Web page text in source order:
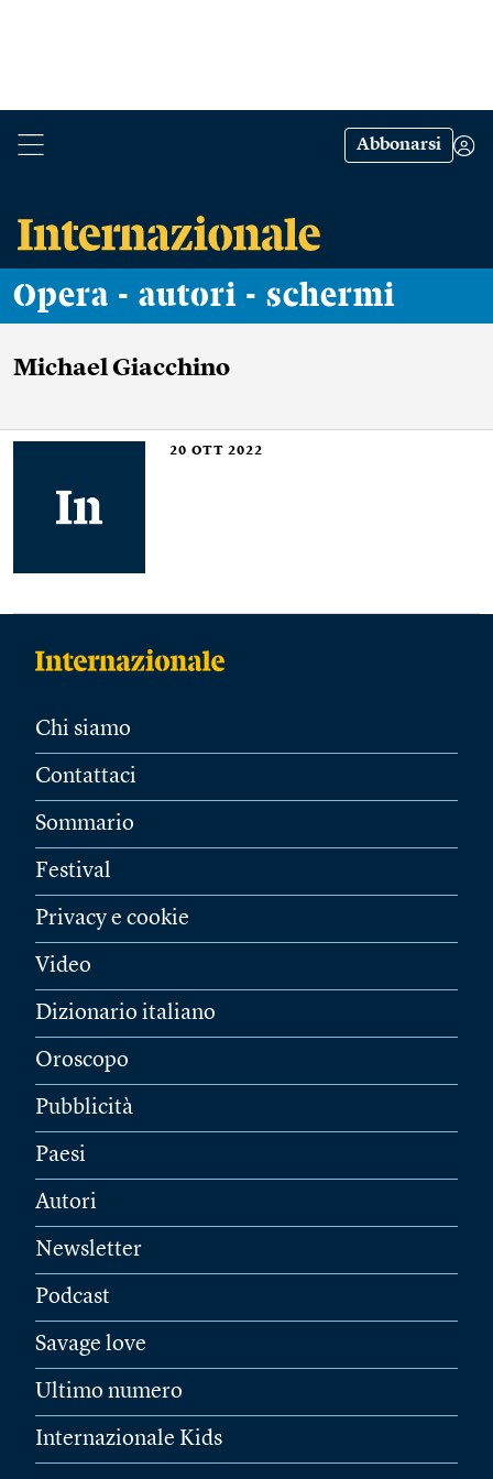
Abbonarsi
Opera - autori - schermi
Michael Giacchino
20 OTT 2022
Chi siamo
Contattaci
Sommario
Festival
Privacy e cookie
Video
Dizionario italiano
Oroscopo
Pubblicità
Paesi
Autori
Newsletter
Podcast
Savage love
Ultimo numero
Internazionale Kids